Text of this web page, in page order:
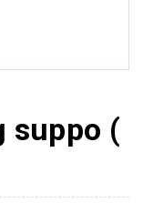
suppo (